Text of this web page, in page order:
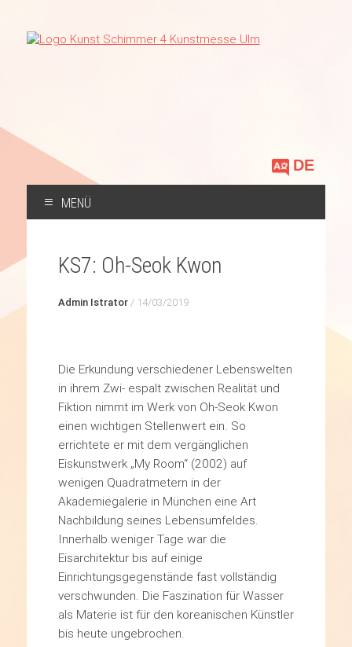
Sprache
auswählen
MENÜ
SPRINGEN
KS7: Oh-Seok Kwon
Admin Istrator/ 14/03/2019
Die Erkundung verschiedener Lebenswelten
in ihrem Zwi- espalt zwischen Realität und
Fiktion nimmt im Werk von Oh-Seok Kwon
einen wichtigen Stellenwert ein. So
errichtete er mit dem vergänglichen
Eiskunstwerk „My Room“ (2002) auf
wenigen Quadratmetern in der
Akademiegalerie in München eine Art
Nachbildung seines Lebensumfeldes.
Innerhalb weniger Tage war die
Eisarchitektur bis auf einige
Einrichtungsgegenstände fast vollständig
verschwunden. Die Faszination für Wasser
als Materie ist für den koreanischen Künstler
bis heute ungebrochen.